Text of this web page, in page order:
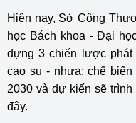
Hiện nay, Sở Công
học Bách khoa - Đại
dựng 3 chiến lược phát
cao su - nhựa; chế
2030 và dự kiến sẽ
đây.